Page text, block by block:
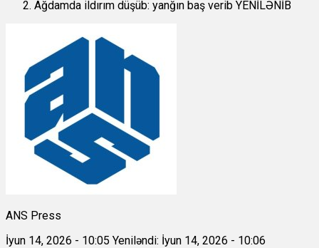
Ağdamda ildırım düşüb: yanğın baş verib YENİLƏNİB
ANS Press
İyun 14, 2026 - 10:05 Yeniləndi: İyun 14, 2026 - 10:06